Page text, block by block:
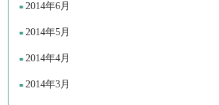
2014年6月
2014年5月
2014年4月
2014年3月